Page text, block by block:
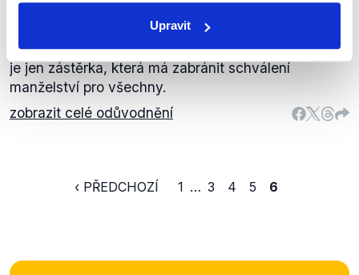
Upravit
reklamu, která uvádí, že tehdejší návrh poslance
Nachera práva homosexuálů nenarovná. Ve svém
článku Jsme fér také naznačuje, že Nacherův návrh
je jen zástěrka, která má zabránit schválení
manželství pro všechny.
zobrazit celé odůvodnění
‹ PŘEDCHOZÍ 1 … 3 4 5 6